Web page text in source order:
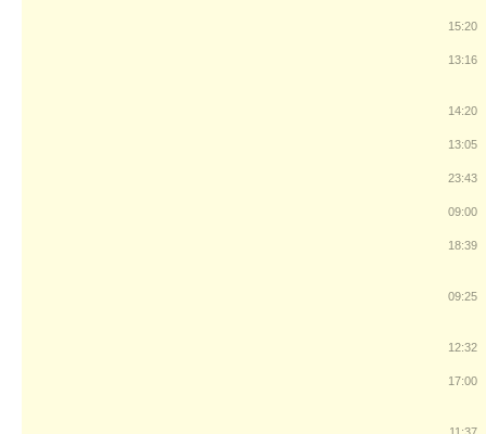
15:20
13:16
14:20
13:05
23:43
09:00
18:39
09:25
12:32
17:00